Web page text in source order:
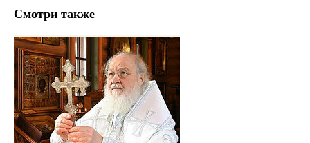
Смотри также